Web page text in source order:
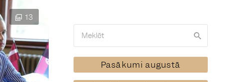
13
Pasākumi augustā